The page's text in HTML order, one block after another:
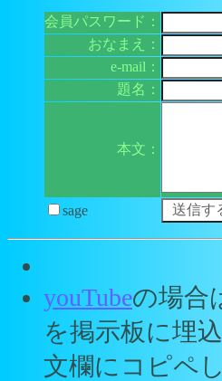
会員パスワード：
おなまえ：
e-mail：
題名：
本文：
sage
youTubeの場合
を掲示板に埋
文欄にコピペ